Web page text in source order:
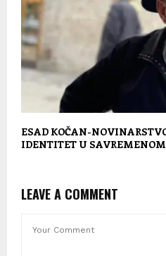
ESAD KOČAN-
IDENTITET U
LEAVE A COMMENT